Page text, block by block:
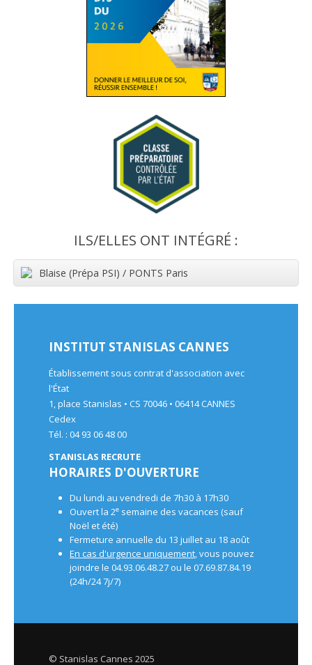
ILS/ELLES ONT INTÉGRÉ :
Blaise (Prépa PSI) / PONTS Paris
INSTITUT STANISLAS CANNES
Établissement sous contrat d'association avec
l'État
1, place Stanislas • CS 70046 • 06414 CANNES
Cedex
Tél. : 04 93 06 48 00
STANISLAS RECRUTE
HORAIRES D'OUVERTURE
Du lundi au vendredi de 7h30 à 17h30
Ouvert la 2e semaine des vacances (sauf
Noël et été)
Fermeture annuelle du 13 juillet au 18 août
En cas d'urgence uniquement, vous pouvez
joindre le 04.93.06.48.27 ou le 07.69.87.84.19
(24h/24 7j/7)
© Stanislas Cannes 2025